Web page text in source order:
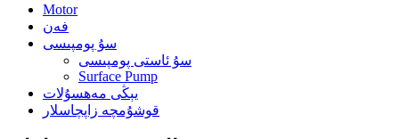
Motor
فەن
سۇ پومپىسى
سۇ ئاستى پومپىسى
Surface Pump
يېڭى مەھسۇلات
قوشۇمچە زاپچاسلار